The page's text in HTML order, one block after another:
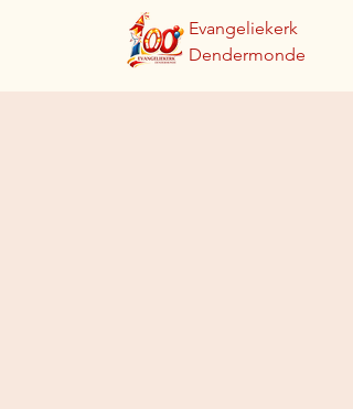
Evangeliekerk
Dendermonde